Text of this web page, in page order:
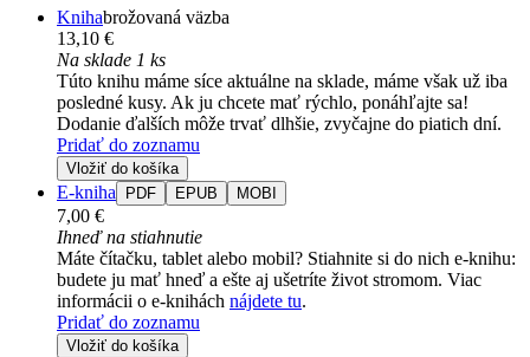
Knihabrožovaná väzba
13,10 €
Na sklade 1 ks
Túto knihu máme síce aktuálne na sklade, máme však už iba
posledné kusy. Ak ju chcete mať rýchlo, ponáhľajte sa!
Dodanie ďalších môže trvať dlhšie, zvyčajne do piatich dní.
Pridať do zoznamu
Vložiť do košíka
E-kniha PDF EPUB MOBI
7,00 €
Ihneď na stiahnutie
Máte čítačku, tablet alebo mobil? Stiahnite si do nich e-knihu:
budete ju mať hneď a ešte aj ušetríte život stromom. Viac
informácii o e-knihách nájdete tu.
Pridať do zoznamu
Vložiť do košíka